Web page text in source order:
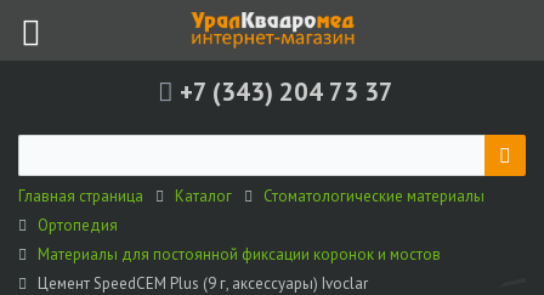
+7 (343) 204 73 37
Главная страница Каталог
Стоматологические материалы
Ортопедия
Материалы для постоянной фиксации коронок и мостов
Цемент SpeedCEM Plus (9 г, аксессуары) Ivoclar